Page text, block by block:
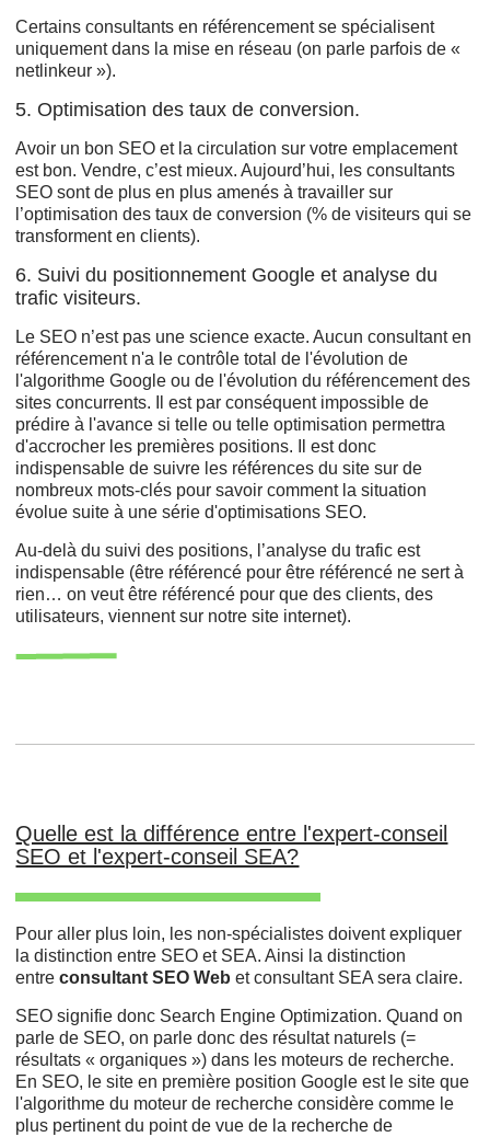
Certains consultants en référencement se spécialisent
uniquement dans la mise en réseau (on parle parfois de «
netlinkeur »).
5. Optimisation des taux de conversion.
Avoir un bon SEO et la circulation sur votre emplacement
est bon. Vendre, c’est mieux. Aujourd’hui, les consultants
SEO sont de plus en plus amenés à travailler sur
l’optimisation des taux de conversion (% de visiteurs qui se
transforment en clients).
6. Suivi du positionnement Google et analyse du
trafic visiteurs.
Le SEO n’est pas une science exacte. Aucun consultant en
référencement n'a le contrôle total de l'évolution de
l'algorithme Google ou de l'évolution du référencement des
sites concurrents. Il est par conséquent impossible de
prédire à l'avance si telle ou telle optimisation permettra
d'accrocher les premières positions. Il est donc
indispensable de suivre les références du site sur de
nombreux mots-clés pour savoir comment la situation
évolue suite à une série d'optimisations SEO.
Au-delà du suivi des positions, l’analyse du trafic est
indispensable (être référencé pour être référencé ne sert à
rien… on veut être référencé pour que des clients, des
utilisateurs, viennent sur notre site internet).
Quelle est la différence entre l'expert-conseil
SEO et l'expert-conseil SEA?
Pour aller plus loin, les non-spécialistes doivent expliquer
la distinction entre SEO et SEA. Ainsi la distinction
entreconsultant SEO Web et consultant SEA sera claire.
SEO signifie donc Search Engine Optimization. Quand on
parle de SEO, on parle donc des résultat naturels (=
résultats « organiques ») dans les moteurs de recherche.
En SEO, le site en première position Google est le site que
l'algorithme du moteur de recherche considère comme le
plus pertinent du point de vue de la recherche de